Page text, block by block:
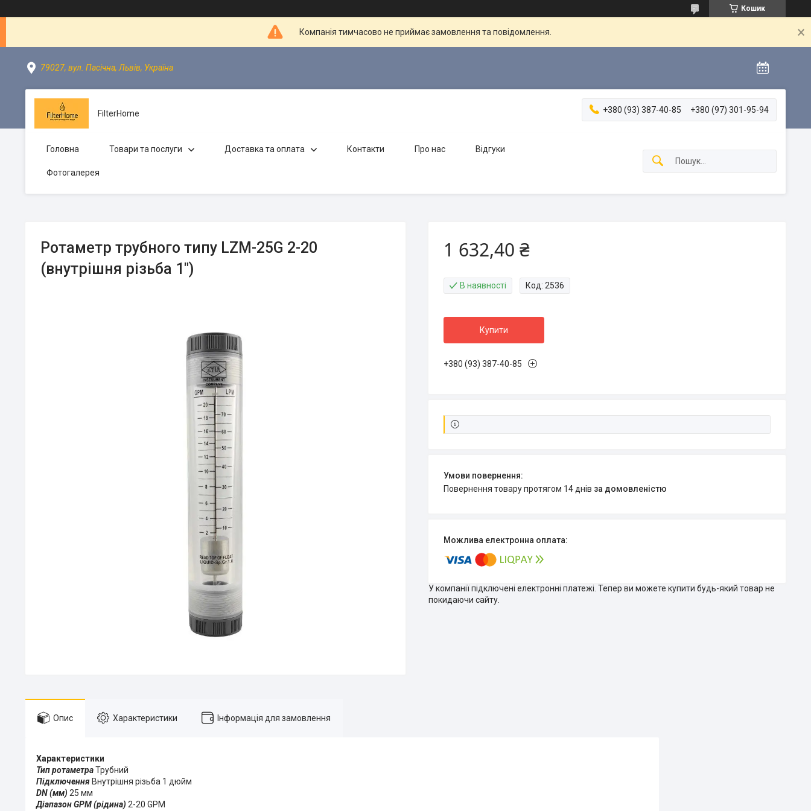
Кошик
Компанія тимчасово не приймає замовлення та повідомлення.
79027, вул. Пасічна, Львів, Україна
FilterHome +380 (93) 387-40-85 +380 (97) 301-95-94
Головна Товари та послуги Доставка та оплата Контакти Про нас Відгуки
Фотогалерея
Ротаметр трубного типу LZM-25G 2-20
(внутрішня різьба 1")
1 632,40 ₴
В наявності Код: 2536
Купити
+380 (93) 387-40-85
повернення товару протягом 14 днів за домовленістю
У компанії підключені електронні платежі. Тепер ви можете купити будь-який товар не
покидаючи сайту.
Опис Характеристики Інформація для замовлення
Характеристики
Тип ротаметраТрубний
Підключення Внутрішня різьба 1 дюйм
DN (мм) 25 мм
Діапазон GPM (рідина) 2-20 GPM